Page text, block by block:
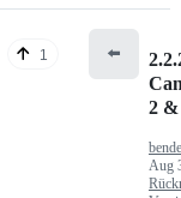
1 ⬅️
2 &
Aug